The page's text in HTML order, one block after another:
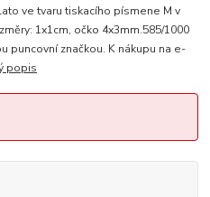
ve tvaru tiskacího písmene M v
1x1cm, očko 4x3mm.585/1000
puncovní značkou. K nákupu na e-
popis